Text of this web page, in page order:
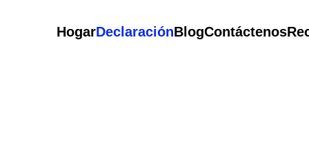
HogarDeclaraciónBlogContáctenos